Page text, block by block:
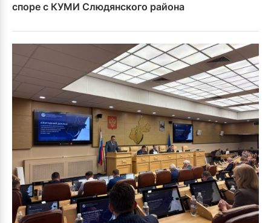
споре с КУМИ Слюдянского района